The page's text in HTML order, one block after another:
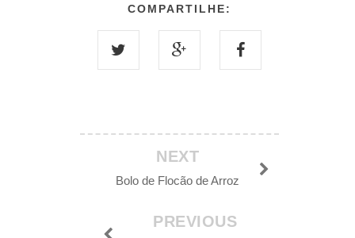
COMPARTILHE:
NEXT
Bolo de Flocão de Arroz
PREVIOUS